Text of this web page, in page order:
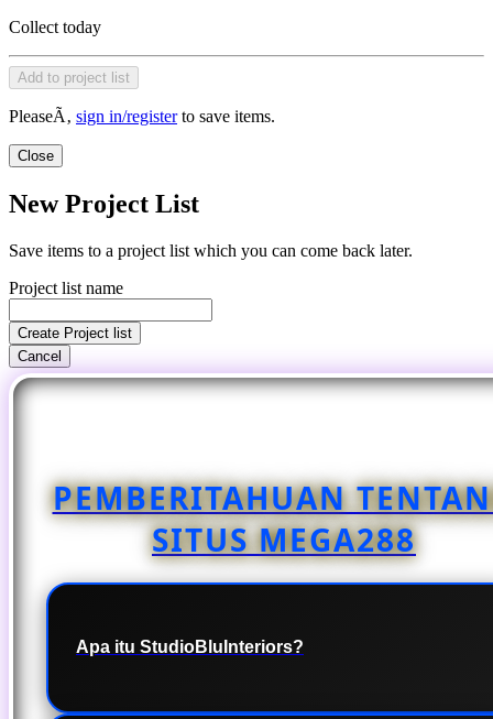
Collect today
Add to project list
PleaseÃ‚ sign in/registerto save items.
Close
New Project List
Save items to a project list which you can come back later.
Project list name
Create Project list
Cancel
PEMBERITAHUAN
SITUS MEGA288
Apa itu StudioBluInteriors?